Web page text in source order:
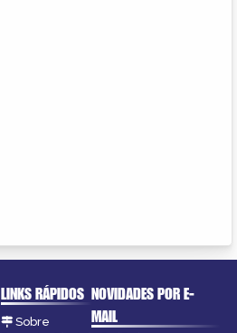
LINKS RÁPIDOS
Sobre
NOVIDADES POR E-
MAIL